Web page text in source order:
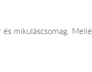
mikuláscsomag. Mellé